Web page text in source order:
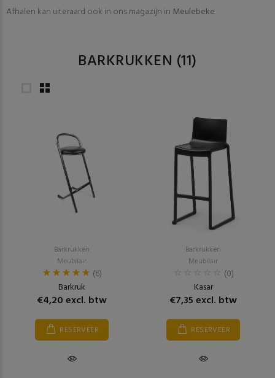
Afhalen kan uiteraard ook in ons magazijn in Meulebeke
BARKRUKKEN (11)
Barkrukken
Meubilair
(6)
Barkruk
€4,20 excl. btw
RESERVEER
Barkrukken
Meubilair
(0)
Kasar
€7,35 excl. btw
RESERVEER